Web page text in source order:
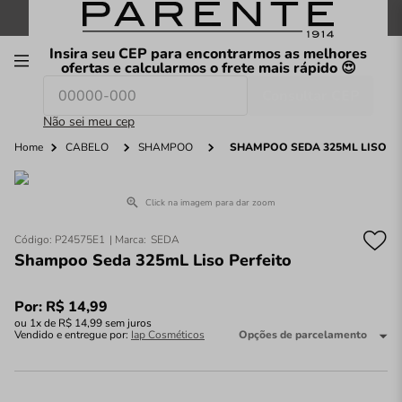
FRETE GRÁTIS nas compras a partir de R$199
Insira seu CEP para encontrarmos as melhores
ofertas e calcularmos o frete mais rápido 😍
Não sei meu cep
O que você procura hoje?
Home CABELO SHAMPOO SHAMPOO SEDA 325ML LISO
Click na imagem para dar zoom
Código: P24575E1 SEDA
Shampoo Seda 325mL Liso Perfeito
Por: R$ 14,99
ou 1x de R$ 14,99sem juros
Vendido e entregue por: Iap Cosméticos Opções de parcelamento